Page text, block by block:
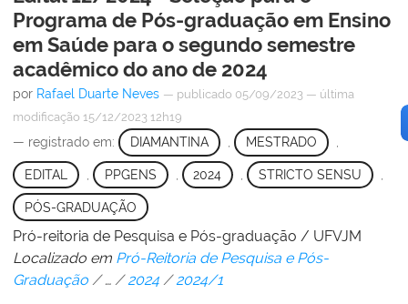
Programa de Pós-graduação em Ensino
em Saúde para o segundo semestre
acadêmico do ano de 2024
por Rafael Duarte Neves — publicado 05/09/2023 — última
modificação 15/12/2023 12h19
— registrado em: DIAMANTINA , MESTRADO ,
EDITAL PPGENS 2024 , STRICTO SENSU
PÓS-GRADUAÇÃO
Pró-reitoria de Pesquisa e Pós-graduação / UFVJM
Localizado em Pró-Reitoria de Pesquisa e Pós-
Graduação /… /2024 /2024/1